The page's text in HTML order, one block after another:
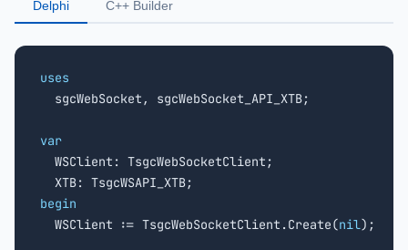
Delphi C++ Builder
uses
sgcWebSocket, sgcWebSocket_API_XTB;
var
WSClient: TsgcWebSocketClient;
begin
WSClient := TsgcWebSocketClient.Create(nil);